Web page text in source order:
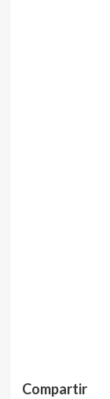
Compartir